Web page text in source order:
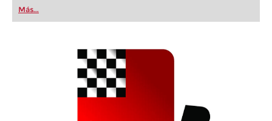
first steps into the world of club chess, or already
playing at a tournament level: with FRITZ, you can
train more efficiently, intelligently and with a
Más...